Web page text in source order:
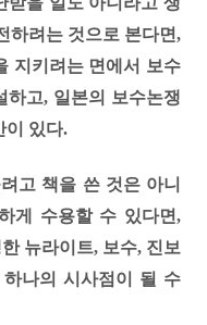
하려는 것으로 본다면,
지키려는 면에서 보수
하고, 일본의 보수논쟁
이 있다.
고 책을 쓴 것은 아니
게 수용할 수 있다면,
뉴라이트, 보수, 진보
나의 시사점이 될 수